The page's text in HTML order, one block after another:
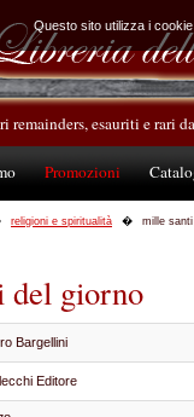
remainders, esauriti e rari
Promozioni
religioni e spiritualità mille
del giorno
Bargellini
Editore
Questo sito utilizza i